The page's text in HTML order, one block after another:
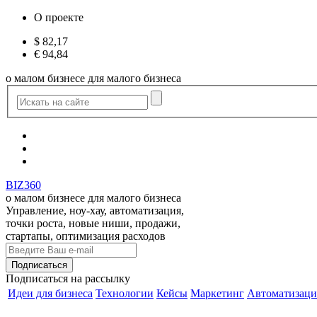
О проекте
$ 82,17
€ 94,84
о малом бизнесе для малого бизнеса
BIZ360
о малом бизнесе для малого бизнеса
Управление, ноу-хау, автоматизация,
точки роста, новые ниши, продажи,
стартапы, оптимизация расходов
Подписаться на рассылку
Идеи для бизнеса Технологии Кейсы Маркетинг